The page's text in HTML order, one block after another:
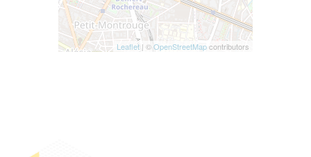
Leaflet | ©OpenStreetMapcontributors